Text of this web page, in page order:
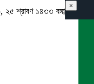
শ্রাবণ ১৪৩৩ বঙ্গাব্দ
×